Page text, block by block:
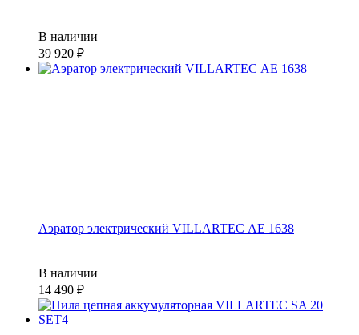
В наличии
39 920
Аэратор электрический VILLARTEC АЕ 1638
В наличии
14 490